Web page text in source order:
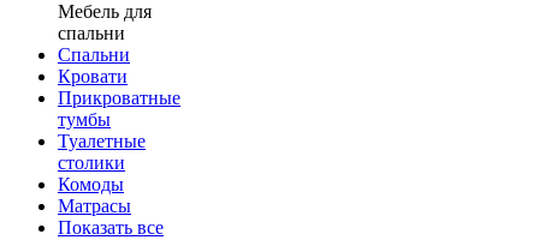
Мебель для
спальни
Спальни
Кровати
Прикроватные
тумбы
Туалетные
столики
Комоды
Матрасы
Показать все